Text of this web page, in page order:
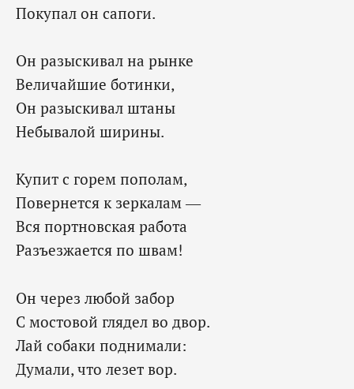
Покупал он сапоги.
Он разыскивал на рынке
Величайшие ботинки,
Он разыскивал штаны
Небывалой ширины.
Купит с горем пополам,
Повернется к зеркалам —
Вся портновская работа
Разъезжается по швам!
Он через любой забор
С мостовой глядел во двор.
Лай собаки поднимали:
Думали, что лезет вор.